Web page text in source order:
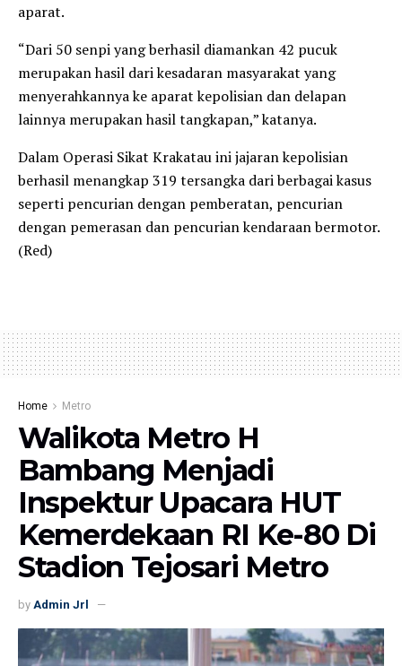
aparat.
“Dari 50 senpi yang berhasil diamankan 42 pucuk
merupakan hasil dari kesadaran masyarakat yang
menyerahkannya ke aparat kepolisian dan delapan
lainnya merupakan hasil tangkapan,” katanya.
Dalam Operasi Sikat Krakatau ini jajaran kepolisian
berhasil menangkap 319 tersangka dari berbagai kasus
seperti pencurian dengan pemberatan, pencurian
dengan pemerasan dan pencurian kendaraan bermotor.
(Red)
Home Metro
Walikota Metro H
Bambang Menjadi
Inspektur Upacara HUT
Kemerdekaan RI Ke-80 Di
Stadion Tejosari Metro
by Admin Jrl